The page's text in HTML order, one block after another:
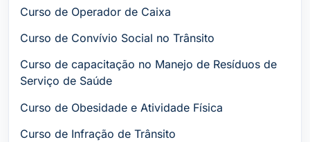
Curso de Operador de Caixa
Curso de Convívio Social no Trânsito
Curso de capacitação no Manejo de Resíduos de
Serviço de Saúde
Curso de Obesidade e Atividade Física
Curso de Infração de Trânsito